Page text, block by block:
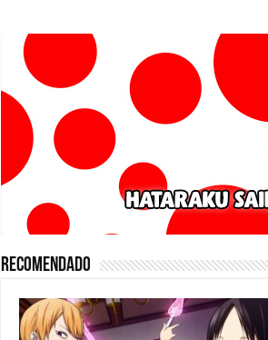
Recomendado